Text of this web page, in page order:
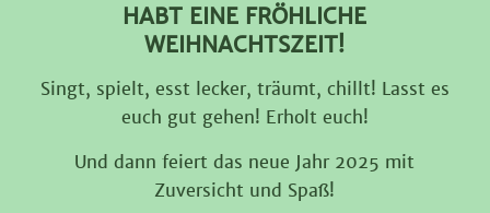
HABT EINE FRÖHLICHE
WEIHNACHTSZEIT!
Singt, spielt, esst lecker, träumt, chillt! Lasst es
euch gut gehen! Erholt euch!
Und dann feiert das neue Jahr 2025 mit
Zuversicht und Spaß!